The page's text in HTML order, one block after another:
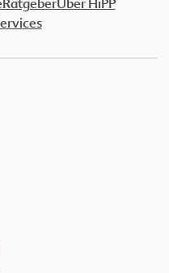
RatgeberÜber HiPP